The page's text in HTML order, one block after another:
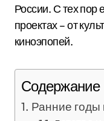
России. С тех пор
проектах – от
киноэпопей.
Содержание
Ранние годы